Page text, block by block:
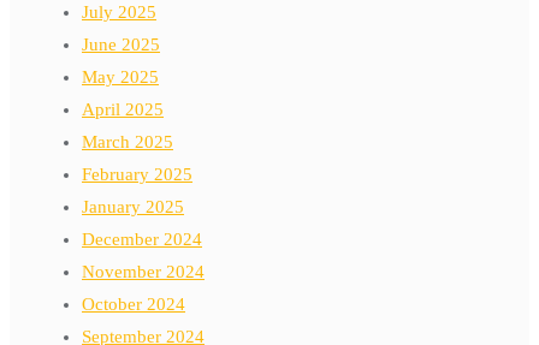
July 2025
June 2025
May 2025
April 2025
March 2025
February 2025
January 2025
December 2024
November 2024
October 2024
September 2024